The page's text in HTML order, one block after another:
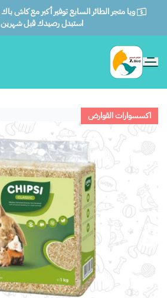
استبدل رصيدك قبل شهرين
الطائر السابع للحيوانات
اكسسوارات القوارض